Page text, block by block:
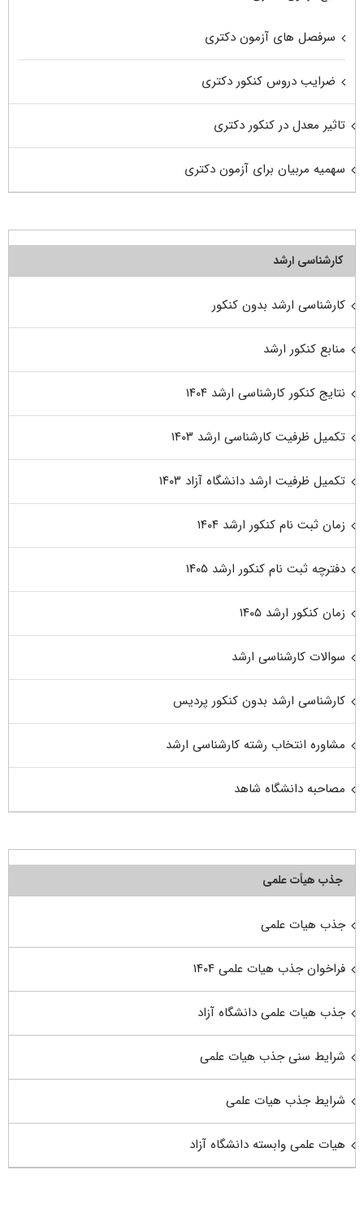
سرفصل های آزمون دکتری
ضرایب دروس کنکور دکتری
تاثیر معدل در کنکور دکتری
سهمیه مربیان برای آزمون دکتری
کارشناسی ارشد
کارشناسی ارشد بدون کنکور
منابع کنکور ارشد
نتایج کنکور کارشناسی ارشد ۱۴۰۴
تکمیل ظرفیت کارشناسی ارشد ۱۴۰۳
تکمیل ظرفیت ارشد دانشگاه آزاد ۱۴۰۳
زمان ثبت نام کنکور ارشد ۱۴۰۴
دفترچه ثبت نام کنکور ارشد ۱۴۰۵
زمان کنکور ارشد ۱۴۰۵
سوالات کارشناسی ارشد
کارشناسی ارشد بدون کنکور پردیس
مشاوره انتخاب رشته کارشناسی ارشد
مصاحبه دانشگاه شاهد
جذب هیأت علمی
جذب هیات علمی
فراخوان جذب هیات علمی ۱۴۰۴
جذب هیات علمی دانشگاه آزاد
شرایط سنی جذب هیات علمی
شرایط جذب هیات علمی
هیات علمی وابسته دانشگاه آزاد